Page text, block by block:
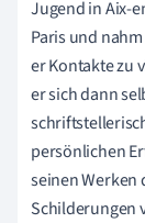
Jugend in Aix-
Paris und
er Kontakte zu
er sich dann
persönlichen
seinen Werken
Schilderungen